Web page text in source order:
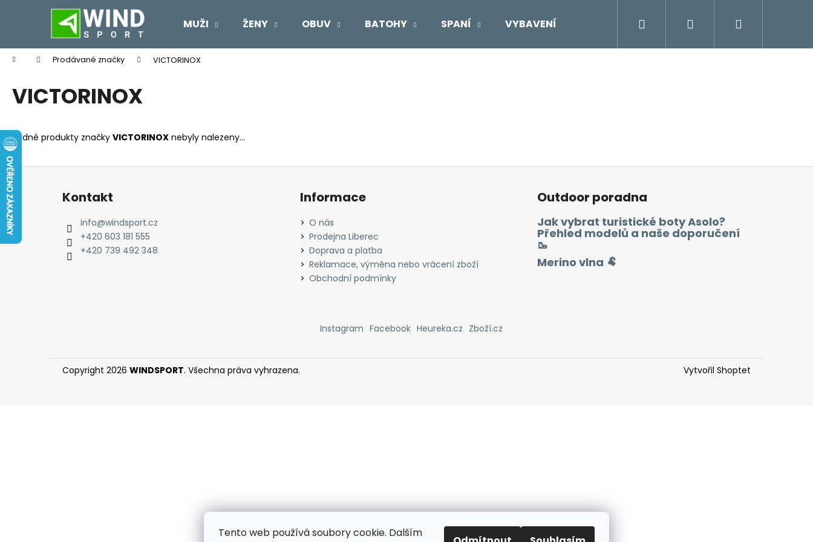
Tento web používá soubory cookie. Dalším
MUŽI ŽENY OBUV BATOHY SPANÍ VYBAVENÍ Moje objednávka
Přihlášení
Domů Prodávané značky VICTORINOX
VICTORINOX
Žádné produkty značky VICTORINOX nebyly nalezeny...
í
do
obchodu
do
obchodu
Doporučujeme
Z
á
p
a
Kontakt
info@windsport.cz
+420 603 181 555
+420 739 492 348
Informace
O nás
Prodejna Liberec
Doprava a platba
Reklamace, výměna nebo vrácení zboží
Obchodní podmínky
Outdoor poradna
Jak vybrat turistické boty Asolo?
Přehled modelů a naše doporučení
🥾
Merino vlna 🐏
Instagram Facebook Heureka.cz Zboží.cz
Vytvořil Shoptet
Copyright 2026 WINDSPORT. Všechna práva vyhrazena.